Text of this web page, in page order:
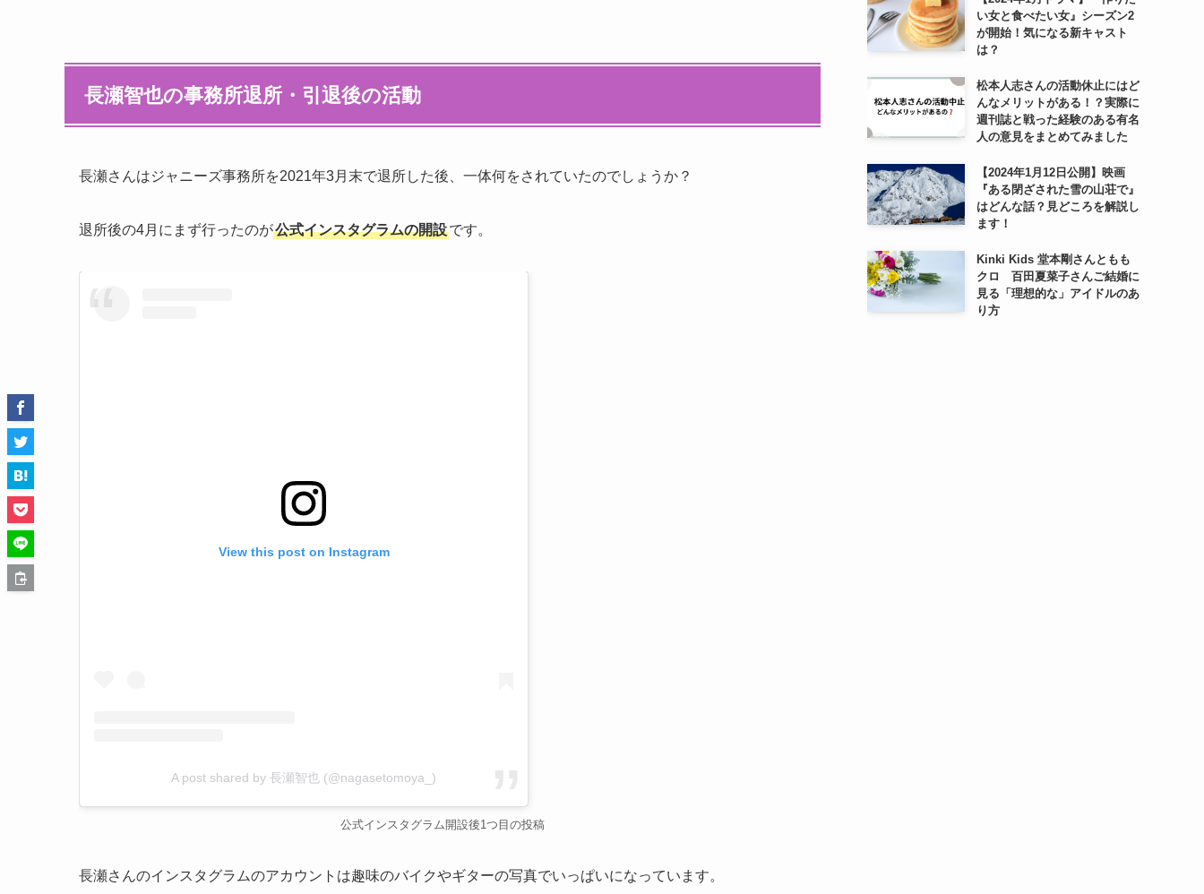
長瀬智也の事務所退所・引退後の活動
長瀬さんはジャニーズ事務所を2021年3月末で退所した後、一体何をされていたのでしょうか？
退所後の4月にまず行ったのが公式インスタグラムの開設です。
View this post on Instagram
A post shared by 長瀬智也 (@nagasetomoya_)
公式インスタグラム開設後1つ目の投稿
長瀬さんのインスタグラムのアカウントは趣味のバイクやギターの写真でいっぱいになっています。
い女と食べたい女』シーズン2
が開始！気になる新キャスト
は？
松本人志さんの活動休止にはど
んなメリットがある！？実際に
週刊誌と戦った経験のある有名
人の意見をまとめてみました
【2024年1月12日公開】映画
『ある閉ざされた雪の山荘で』
はどんな話？見どころを解説し
ます！
Kinki Kids 堂本剛さんともも
クロ 百田夏菜子さんご結婚に
見る「理想的な」アイドルのあ
り方